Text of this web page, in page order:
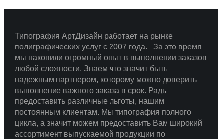
Типография АртДизайн работает на рынке
полиграфических услуг с 2007 года. За это время
мы накопили огромный опыт в выполнении заказов
любой сложности. Знаем что значит быть
надежным партнером, которому можно доверить
выполнение важного заказа в срок. Рады
предоставить различные льготы, нашим
постоянным клиентам. Мы типография полного
цикла, а значит можем предоставить Вам широкий
ассортимент выпускаемой продукции по